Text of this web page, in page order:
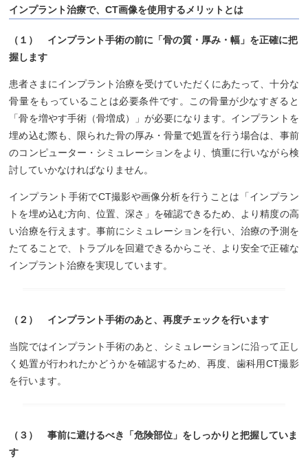
インプラント治療で、CT画像を使用するメリットとは
（１） インプラント手術の前に「骨の質・厚み・幅」を正確に把
握します
患者さまにインプラント治療を受けていただくにあたって、十分な
骨量をもっていることは必要条件です。この骨量が少なすぎると
「骨を増やす手術（骨増成）」が必要になります。インプラントを
埋め込む際も、限られた骨の厚み・骨量で処置を行う場合は、事前
のコンピューター・シミュレーションをより、慎重に行いながら検
討していかなければなりません。
インプラント手術でCT撮影や画像分析を行うことは「インプラン
トを埋め込む方向、位置、深さ」を確認できるため、より精度の高
い治療を行えます。事前にシミュレーションを行い、治療の予測を
たてることで、トラブルを回避できるからこそ、より安全で正確な
インプラント治療を実現しています。
（２） インプラント手術のあと、再度チェックを行います
当院ではインプラント手術のあと、シミュレーションに沿って正し
く処置が行われたかどうかを確認するため、再度、歯科用CT撮影
を行います。
（３） 事前に避けるべき「危険部位」をしっかりと把握していま
す